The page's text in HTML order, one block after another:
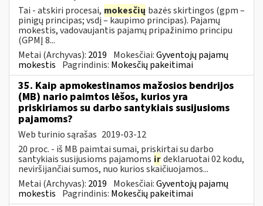
Tai - atskiri procesai, mokesčių bazės skirtingos (gpm –
pinigų principas; vsdį – kaupimo principas). Pajamų
mokestis, vadovaujantis pajamų pripažinimo principu
(GPMĮ 8...
Metai (Archyvas): 2019 Mokesčiai:Gyventojų pajamų
mokestis Pagrindinis: Mokesčių pakeitimai
35. Kaip apmokestinamos mažosios bendrijos
(MB) nario paimtos lėšos, kurios yra
priskiriamos su darbo santykiais susijusioms
pajamoms?
Web turinio sąrašas 2019-03-12
20 proc. - iš MB paimtai sumai, priskirtai su darbo
santykiais susijusioms pajamoms irdeklaruotai 02 kodu,
neviršijančiai sumos, nuo kurios skaičiuojamos...
Metai (Archyvas): 2019 Mokesčiai:Gyventojų pajamų
mokestis Pagrindinis: Mokesčių pakeitimai